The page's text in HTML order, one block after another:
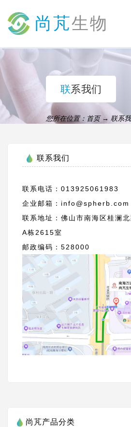
尚芃生物
联系我们
您所在位置： 首页→ 联系
联系我们
联系电话：013925061983
企业邮箱： info@spherb.com
联系地址：佛山市南海区桂澜
A栋2615室
邮政编码：528000
尚芃产品分类